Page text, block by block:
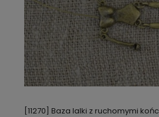
[11270] Baza lalki z ruchomymi